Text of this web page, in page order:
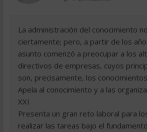
La administración del conocimiento
ciertamente; pero, a partir de los
asunto comenzó a preocupar a los
directivos de empresas, cuyos
son, precisamente, los
Apela al conocimiento y a las
XXI
Presenta un gran reto laboral para
realizar las tareas bajo el